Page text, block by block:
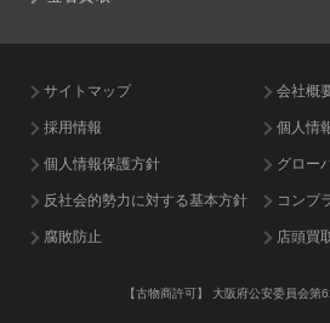
サイトマップ 会社概
採用情報 個人情
個人情報保護方針 グロー
反社会的勢力に対する基本方針 コンプ
腐敗防止 店頭買
【古物商許可】 大阪府公安委員会第